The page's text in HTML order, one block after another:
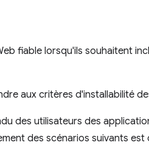
fiable lorsqu'ils souhaitent
aux critères d'installabilité
des utilisateurs des
des scénarios suivants